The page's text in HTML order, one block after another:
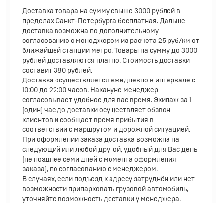
Доставка товара на сумму свыше 3000 рублей в
пределах Санкт-Петербурга бесплатная. Дальше
доставка возможна по дополнительному
согласованию с менеджером из расчета 25 руб/км от
ближайшей станции метро. Товары на сумму до 3000
рублей доставляются платно. Стоимость доставки
составит 380 рублей.
Доставка осуществляется ежедневно в интервале с
10:00 до 22:00 часов. Накануне менеджер
согласовывает удобное для вас время. Экипаж за 1
(один) час до доставки осуществляет обзвон
клиентов и сообщает время прибытия в
соответствии с маршрутом и дорожной ситуацией.
При оформлении заказа доставка возможна на
следующий или любой другой, удобный для Вас день
(не позднее семи дней с момента оформления
заказа), по согласованию с менеджером.
В случаях, если подъезд к адресу затруднён или нет
возможности припарковать грузовой автомобиль,
уточняйте возможность доставки у менеджера.